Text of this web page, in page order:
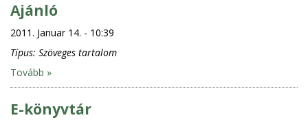
Ajánló
2011. Januar 14. - 10:39
Típus: Szöveges tartalom
Tovább »
E-könyvtár